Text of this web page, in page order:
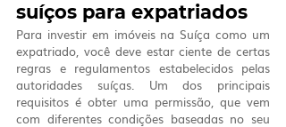
suíços para expatriados
Para investir em imóveis na Suíça como um
expatriado, você deve estar ciente de certas
regras e regulamentos estabelecidos pelas
autoridades suíças. Um dos principais
requisitos é obter uma permissão, que vem
com diferentes condições baseadas no seu